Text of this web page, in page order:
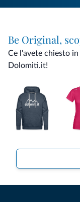
Be Original,
Ce l'avete chiesto
Dolomiti.it!